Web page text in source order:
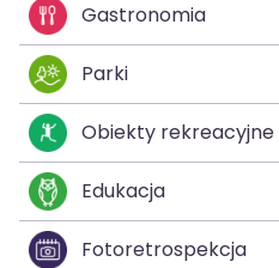
Gastronomia
Parki
Obiekty rekreacyjne
Edukacja
Fotoretrospekcja